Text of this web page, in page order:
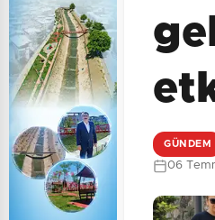
GÜNDEM
06